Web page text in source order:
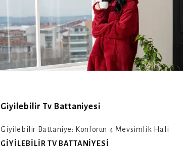
Giyilebilir Tv Battaniyesi
Giyilebilir Battaniye: Konforun 4 Mevsimlik Hali
GIYILEBILIR TV BATTANIYESI